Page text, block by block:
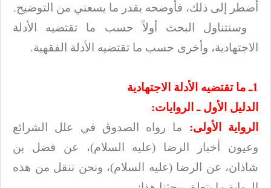
أضطر إلى ذلك، فأوضحه بقدر ما يسعني من التوضيح.
وسنتناول البحث أولاً حسب ما تقتضيه الأدلة
الاجتهادية، وأخرى حسب ما تقتضيه الأدلة الفقهية.
1ـ ما تقتضيه الأدلة الاجتهادية
الدليل الأول ـ الروايات:
الرواية الأولى: ما رواه الصدوق في علل الشرائع
وعيون أخبار الرضا (عليه السلام)، عن فضل
بن
شاذان، عن الرضا (عليه السلام)، ونحن ننقل من هذه